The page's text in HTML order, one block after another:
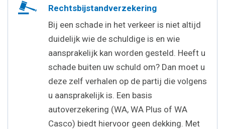
Rechtsbijstandverzekering
Bij een schade in het verkeer is niet altijd
duidelijk wie de schuldige is en wie
aansprakelijk kan worden gesteld. Heeft u
schade buiten uw schuld om? Dan moet u
deze zelf verhalen op de partij die volgens
u aansprakelijk is. Een basis
autoverzekering (WA, WA Plus of WA
Casco) biedt hiervoor geen dekking. Met